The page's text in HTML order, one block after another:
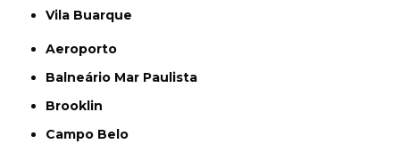
Vila Buarque
Aeroporto
Balneário Mar Paulista
Brooklin
Campo Belo